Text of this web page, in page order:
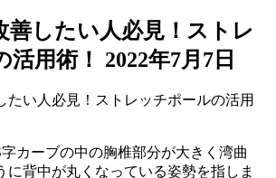
善したい人必見！ストレ
活用術！
2022年7月7日
カーブの中の胸椎部分が大きく湾曲
に背中が丸くなっている姿勢を指しま